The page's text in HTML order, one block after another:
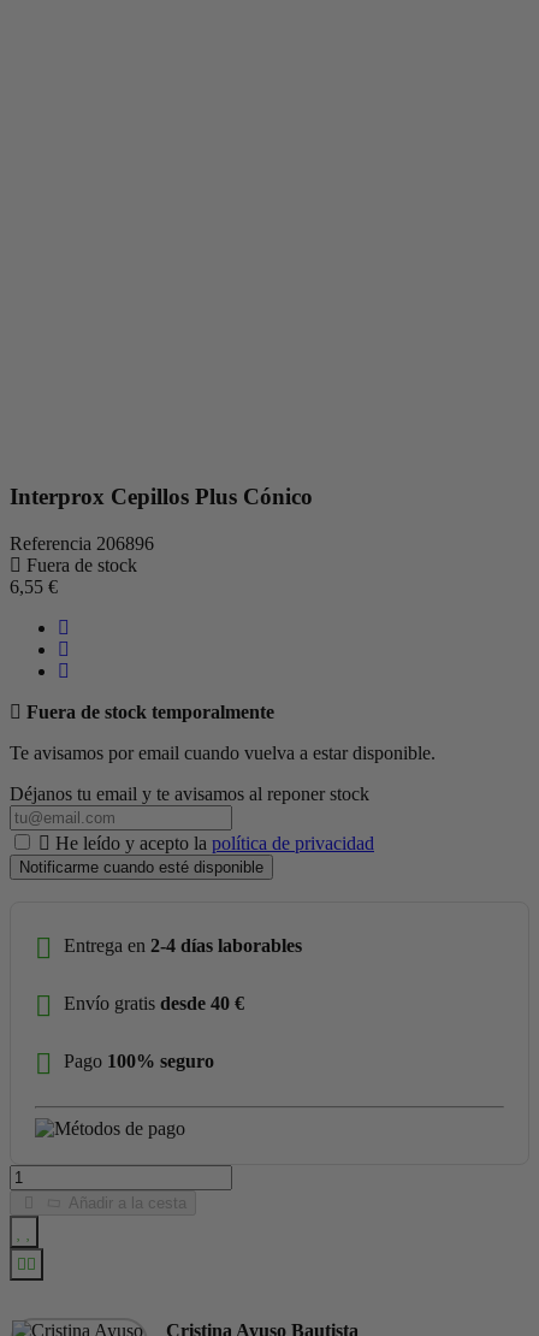
Interprox Cepillos Plus Cónico
Referencia 206896
Fuera de stock
6,55 €
Fuera de stock temporalmente
Te avisamos por email cuando vuelva a estar disponible.
Déjanos tu email y te avisamos al reponer stock
He leído y acepto la política de privacidad
Notificarme cuando esté disponible
Entrega en 2-4 días laborables
Envío gratis desde 40 €
Pago 100% seguro
Añadir a la cesta
Cristina Ayuso Bautista